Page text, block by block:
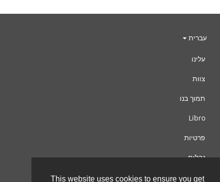
This website uses cookies to ensure you get
עברית
עלינו
צוות
תמוך בנו
Libro
פרטיות
נהלים
צור קשר